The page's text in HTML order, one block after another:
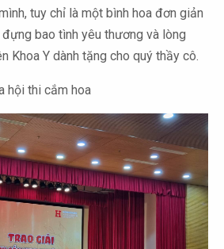
tuy chỉ là một bình hoa đơn giản
bao tình yêu thương và lòng
Khoa Y dành tặng cho quý thầy cô.
hội thi cắm hoa